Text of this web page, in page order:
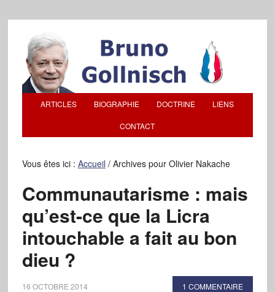
ARTICLES BIOGRAPHIE DOCTRINE LIENS
CONTACT
Vous êtes ici : Accueil /Archives pour Olivier Nakache
Communautarisme : mais
qu’est-ce que la Licra
intouchable a fait au bon
dieu ?
16 OCTOBRE 2014 1 COMMENTAIRE